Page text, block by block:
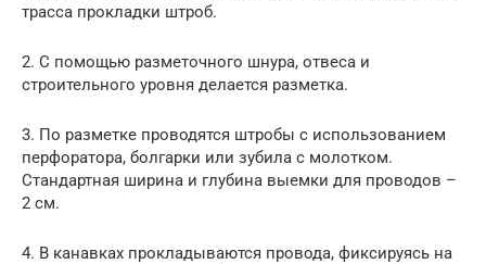
трасса прокладки штроб.
2. С помощью разметочного шнура, отвеса и
строительного уровня делается разметка.
3. По разметке проводятся штробы с использованием
перфоратора, болгарки или зубила с молотком.
Стандартная ширина и глубина выемки для проводов –
2 см.
4. В канавках прокладываются провода, фиксируясь на